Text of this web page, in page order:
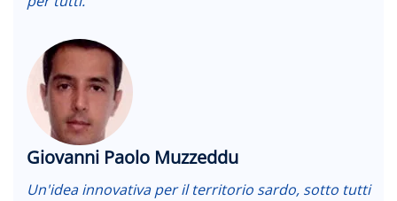
Giovanni Paolo Muzzeddu
Un'idea innovativa per il territorio sardo, sotto tutti